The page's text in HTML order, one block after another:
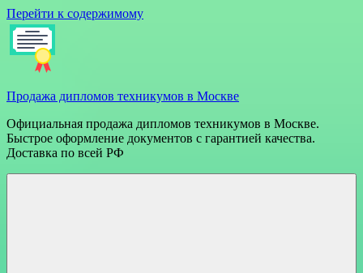
Перейти к содержимому
Продажа дипломов техникумов в Москве
Официальная продажа дипломов техникумов в Москве.
Быстрое оформление документов с гарантией качества.
Доставка по всей РФ